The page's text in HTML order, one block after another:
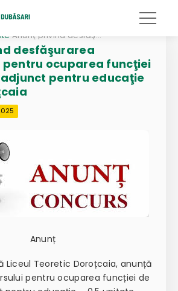
Anunţ privind desfăşurarea concursului pentru ocuparea funcţiei de director adjunct pentru educaţie din LT Doroţcaia
desfăşurarea
pentru ocuparea funcţiei
pentru educaţie
Anunț
Liceul Teoretic Doroțcaia, anunță
pentru ocuparea funcției de